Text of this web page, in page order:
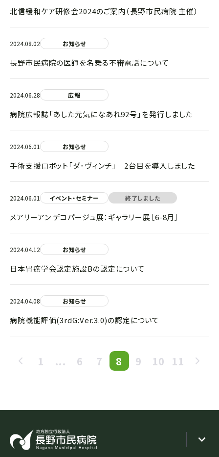
北信緩和ケア研修会2024のご案内（長野市民病院 主催）
2024.08.02 お知らせ
長野市民病院の医師を名乗る不審電話について
2024.06.28 広報
病院広報誌「あした元気になあれ92号」を発行しました
2024.06.01 お知らせ
手術支援ロボット「ダ･ヴィンチ」 2台目を導入しました
2024.06.01 イベント・セミナー 終了しました
メアリーアン デコパージュ展：ギャラリー展［6-8月］
2024.04.12 お知らせ
日本胃癌学会認定施設Bの認定について
2024.04.08 お知らせ
病院機能評価(3rdG:Ver.3.0)の認定について
1 ... 6 7 8 9 10 11